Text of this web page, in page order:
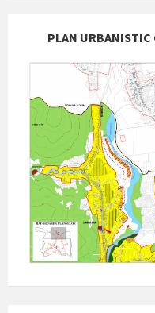
PLAN URBANISTIC